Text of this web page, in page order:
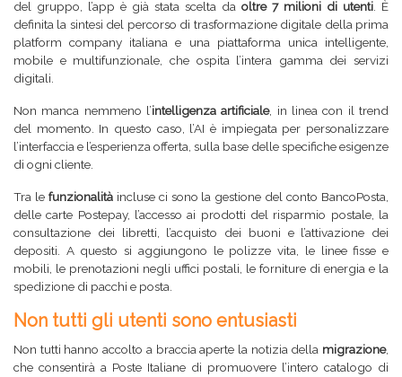
del gruppo, l’app è già stata scelta da oltre 7 milioni di utenti . È
definita la sintesi del percorso di trasformazione digitale della prima
platform company italiana e una piattaforma unica intelligente,
mobile e multifunzionale, che ospita l’intera gamma dei servizi
digitali
Non manca nemmeno l’intelligenza artificiale, in linea con il trend
del momento. In questo caso, l’AI è impiegata per personalizzare
l’interfaccia e l’esperienza offerta, sulla base delle specifiche esigenze
di ogni cliente.
Tra le funzionalitàincluse ci sono la gestione del conto BancoPosta,
delle carte Postepay, l’accesso ai prodotti del risparmio postale, la
consultazione dei libretti, l’acquisto dei buoni e l’attivazione dei
depositi. A questo si aggiungono le polizze vita, le linee fisse e
mobili, le prenotazioni negli uffici postali, le forniture di energia e la
spedizione di pacchi e posta.
Non tutti gli utenti sono entusiasti
Non tutti hanno accolto a braccia aperte la notizia della migrazione,
che consentirà a Poste Italiane di promuovere l’intero catalogo di